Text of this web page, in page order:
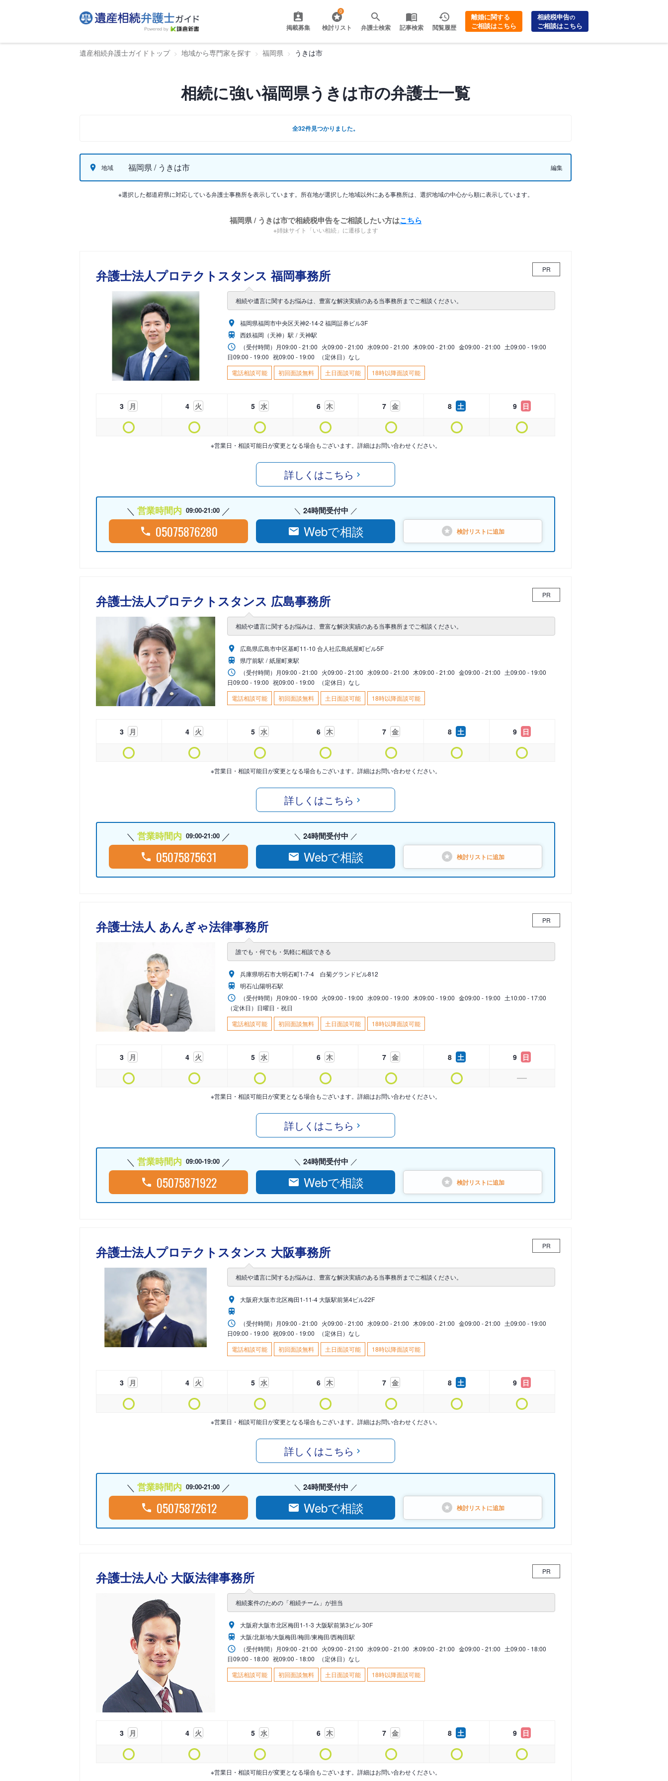
掲載募集
0
検討リスト 弁護士検索 記事検索 閲覧履歴
離婚に関する
ご相談はこちら
相続税申告の
ご相談はこちら
遺産相続弁護士ガイドトップ 地域から専門家を探す 福岡県 うきは市
相続に強い福岡県うきは市の弁護士一覧
全32件見つかりました。
地域 福岡県 / うきは市 編集
※選択した都道府県に対応している弁護士事務所を表示しています。所在地が選択した地域以外にある事務所は、選択地域の中心から順に表示しています。
福岡県 / うきは市で相続税申告をご相談したい方はこちら
※姉妹サイト「いい相続」に遷移します
弁護士法人プロテクトスタンス 福岡事務所 PR
相続や遺言に関するお悩みは、豊富な解決実績のある当事務所までご相談ください。
福岡県福岡市中央区天神2-14-2 福岡証券ビル3F
西鉄福岡（天神）駅
天神駅
（受付時間） 月09:00 - 21:00 火09:00 - 21:00 水09:00 - 21:00 木09:00 - 21:00 金09:00 - 21:00 土09:00 - 19:00
日09:00 - 19:00 祝09:00 - 19:00
（定休日）なし
電話相談可能
初回面談無料 土日面談可能 18時以降面談可能
3 月 4 火 5 水 6 木 7 金 8 土 9 日
※営業日・相談可能日が変更となる場合もございます。詳細はお問い合わせください。
詳しくはこちら
営業時間内 09:00-21:00
05075876280
24時間受付中
Webで相談 検討リストに追加
弁護士法人プロテクトスタンス 広島事務所 PR
相続や遺言に関するお悩みは、豊富な解決実績のある当事務所までご相談ください。
広島県広島市中区基町11-10 合人社広島紙屋町ビル5F
県庁前駅
紙屋町東駅
（受付時間） 月09:00 - 21:00 火09:00 - 21:00 水09:00 - 21:00 木09:00 - 21:00 金09:00 - 21:00 土09:00 - 19:00
日09:00 - 19:00 祝09:00 - 19:00
（定休日）なし
電話相談可能
初回面談無料 土日面談可能 18時以降面談可能
3 月 4 火 5 水 6 木 7 金 8 土 9 日
※営業日・相談可能日が変更となる場合もございます。詳細はお問い合わせください。
詳しくはこちら
営業時間内 09:00-21:00
05075875631
24時間受付中
Webで相談 検討リストに追加
弁護士法人 あんぎゃ法律事務所 PR
誰でも・何でも・気軽に相談できる
兵庫県明石市大明石町1-7-4 白菊グランドビル812
明石/山陽明石駅
（受付時間） 月09:00 - 19:00 火09:00 - 19:00 水09:00 - 19:00 木09:00 - 19:00 金09:00 - 19:00 土10:00 - 17:00
（定休日）日曜日・祝日
電話相談可能
初回面談無料 土日面談可能 18時以降面談可能
3 月 4 火 5 水 6 木 7 金 8 土 9 日
※営業日・相談可能日が変更となる場合もございます。詳細はお問い合わせください。
詳しくはこちら
営業時間内 09:00-19:00
05075871922
24時間受付中
Webで相談 検討リストに追加
弁護士法人プロテクトスタンス 大阪事務所 PR
相続や遺言に関するお悩みは、豊富な解決実績のある当事務所までご相談ください。
大阪府大阪市北区梅田1-11-4 大阪駅前第4ビル22F
（受付時間） 月09:00 - 21:00 火09:00 - 21:00 水09:00 - 21:00 木09:00 - 21:00 金09:00 - 21:00 土09:00 - 19:00
日09:00 - 19:00 祝09:00 - 19:00
（定休日）なし
電話相談可能
初回面談無料 土日面談可能 18時以降面談可能
3 月 4 火 5 水 6 木 7 金 8 土 9 日
※営業日・相談可能日が変更となる場合もございます。詳細はお問い合わせください。
詳しくはこちら
営業時間内 09:00-21:00
05075872612
24時間受付中
Webで相談 検討リストに追加
弁護士法人心 大阪法律事務所 PR
相続案件のための「相続チーム」が担当
大阪府大阪市北区梅田1-1-3 大阪駅前第3ビル 30F
大阪/北新地/大阪梅田/梅田/東梅田/西梅田駅
（受付時間） 月09:00 - 21:00 火09:00 - 21:00 水09:00 - 21:00 木09:00 - 21:00 金09:00 - 21:00 土09:00 - 18:00
日09:00 - 18:00 祝09:00 - 18:00
（定休日）なし
電話相談可能
初回面談無料 土日面談可能 18時以降面談可能
3 月 4 火 5 水 6 木 7 金 8 土 9 日
※営業日・相談可能日が変更となる場合もございます。詳細はお問い合わせください。